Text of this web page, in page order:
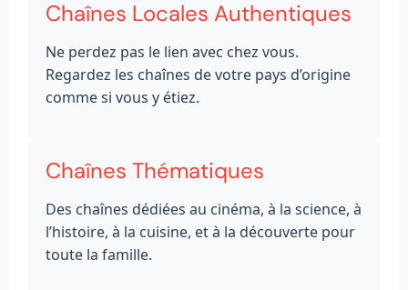
Chaînes Locales Authentiques
Ne perdez pas le lien avec chez vous.
Regardez les chaînes de votre pays d’origine
comme si vous y étiez.
Chaînes Thématiques
Des chaînes dédiées au cinéma, à la science, à
l’histoire, à la cuisine, et à la découverte pour
toute la famille.